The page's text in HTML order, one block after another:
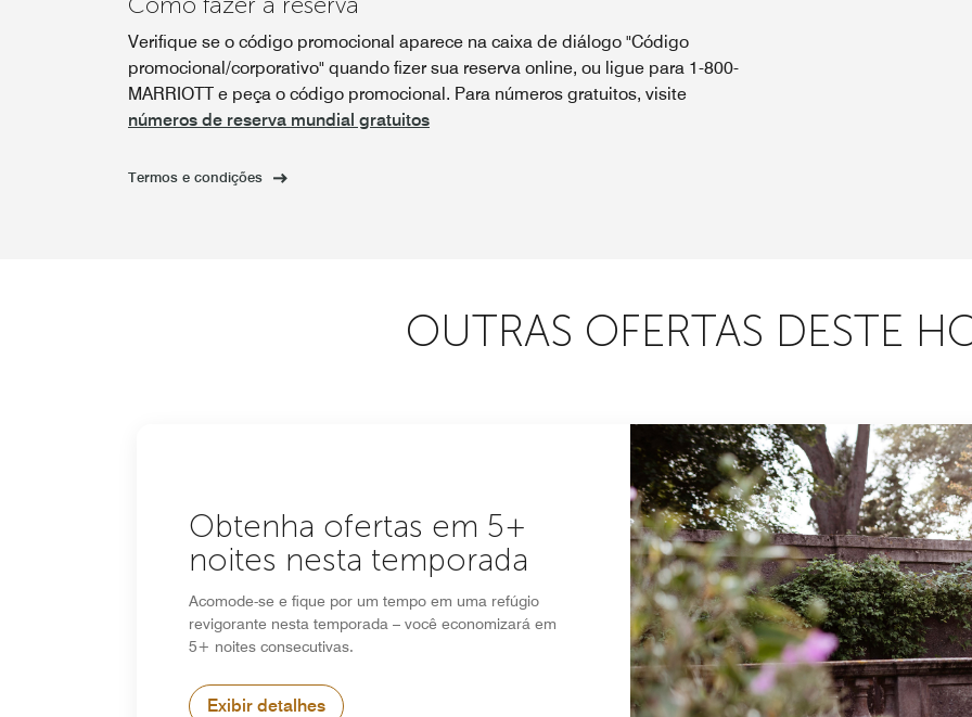
Verifique se o código promocional aparece na caixa de diálogo "Código
promocional/corporativo" quando fizer sua reserva online, ou ligue para 1-800-
MARRIOTT e peça o código promocional. Para números gratuitos, visite
números de reserva mundial gratuitos
Termos e condições
OUTRAS OFERTAS DESTE
Obtenha ofertas em 5+
noites nesta temporada
Acomode-se e fique por um tempo em uma refúgio
revigorante nesta temporada – você economizará em
5+ noites consecutivas.
Exibir detalhes